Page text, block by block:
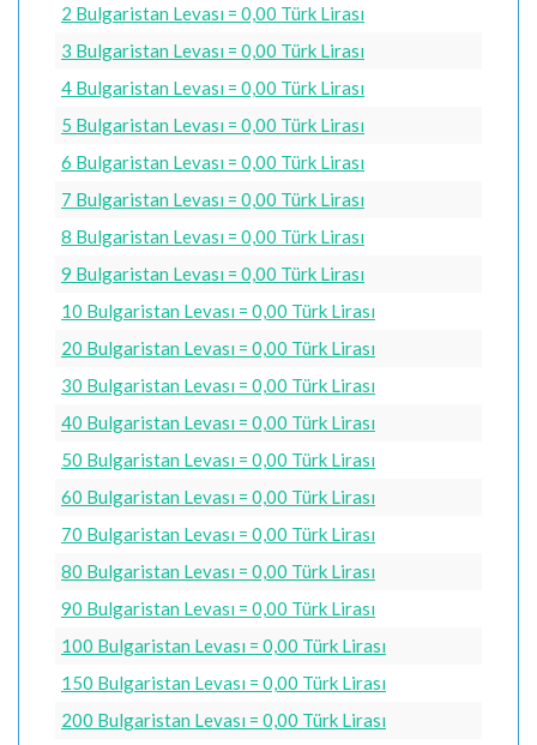
2 Bulgaristan Levası = 0,00 Türk Lirası
3 Bulgaristan Levası = 0,00 Türk Lirası
4 Bulgaristan Levası = 0,00 Türk Lirası
5 Bulgaristan Levası = 0,00 Türk Lirası
6 Bulgaristan Levası = 0,00 Türk Lirası
7 Bulgaristan Levası = 0,00 Türk Lirası
8 Bulgaristan Levası = 0,00 Türk Lirası
9 Bulgaristan Levası = 0,00 Türk Lirası
10 Bulgaristan Levası = 0,00 Türk Lirası
20 Bulgaristan Levası = 0,00 Türk Lirası
30 Bulgaristan Levası = 0,00 Türk Lirası
40 Bulgaristan Levası = 0,00 Türk Lirası
50 Bulgaristan Levası = 0,00 Türk Lirası
60 Bulgaristan Levası = 0,00 Türk Lirası
70 Bulgaristan Levası = 0,00 Türk Lirası
80 Bulgaristan Levası = 0,00 Türk Lirası
90 Bulgaristan Levası = 0,00 Türk Lirası
100 Bulgaristan Levası = 0,00 Türk Lirası
150 Bulgaristan Levası = 0,00 Türk Lirası
200 Bulgaristan Levası = 0,00 Türk Lirası